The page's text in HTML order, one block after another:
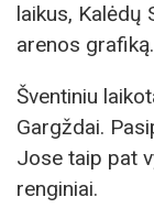
laikus, Kalėdų
arenos grafiką.
Šventiniu
Gargždai.
Jose taip pat
renginiai.